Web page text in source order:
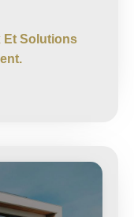
Et Solutions